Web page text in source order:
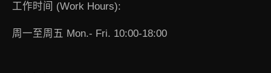
工作时间 (Work Hours):
周一至周五 Mon.- Fri. 10:00-18:00